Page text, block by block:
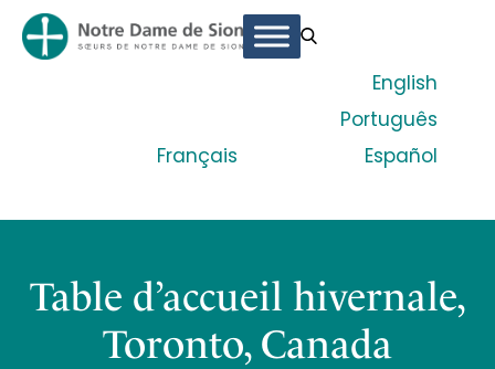
Français
English
Português
Español
Table d’accueil hivernale,
Toronto, Canada